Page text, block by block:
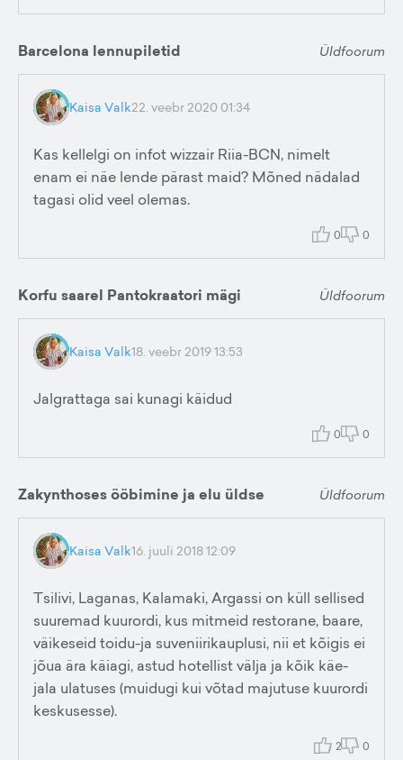
Barcelona lennupiletid Üldfoorum
Kaisa Valk22. veebr 2020 01:34
Kas kellelgi on infot wizzair Riia-BCN, nimelt
enam ei näe lende pärast maid? Mõned nädalad
tagasi olid veel olemas.
0 0
Korfu saarel Pantokraatori mägi Üldfoorum
Kaisa Valk18. veebr 2019 13:53
Jalgrattaga sai kunagi käidud
0 0
Zakynthoses ööbimine ja elu üldse Üldfoorum
Kaisa Valk16. juuli 2018 12:09
Tsilivi, Laganas, Kalamaki, Argassi on küll sellised
suuremad kuurordi, kus mitmeid restorane, baare,
väikeseid toidu-ja suveniirikauplusi, nii et kõigis ei
jõua ära käiagi, astud hotellist välja ja kõik käe-
jala ulatuses (muidugi kui võtad majutuse kuurordi
keskusesse).
2 0